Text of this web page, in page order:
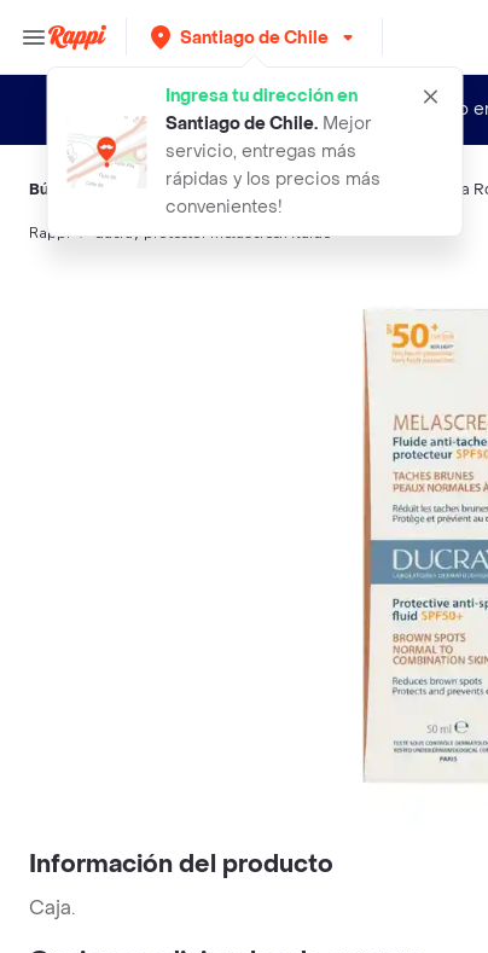
Santiago de Chile
Ingresa tu dirección en
Santiago de Chile. Mejor
servicio, entregas más
rápidas y los precios más
convenientes!
¿Nuevo
Búsquedas relacionadas:Protectores solares corporales La
Rappi ducray protector melascreen fluido
Información del producto
Caja.